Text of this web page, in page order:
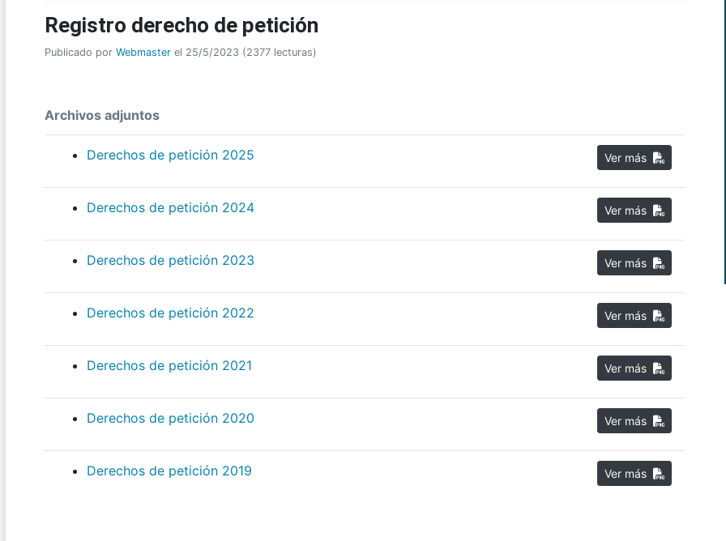
Registro derecho de petición
Publicado por Webmaster el 25/5/2023 (2377 lecturas)
Archivos adjuntos
Derechos de petición 2025
Derechos de petición 2024
Derechos de petición 2023
Derechos de petición 2022
Derechos de petición 2021
Derechos de petición 2020
Derechos de petición 2019